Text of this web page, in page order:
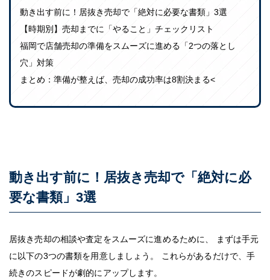
動き出す前に！居抜き売却で「絶対に必要な書類」3選
【時期別】売却までに「やること」チェックリスト
福岡で店舗売却の準備をスムーズに進める「2つの落とし
穴」対策
まとめ：準備が整えば、売却の成功率は8割決まる<
動き出す前に！居抜き売却で「絶対に必
要な書類」3選
居抜き売却の相談や査定をスムーズに進めるために、 まずは手元
に以下の3つの書類を用意しましょう。 これらがあるだけで、手
続きのスピードが劇的にアップします。